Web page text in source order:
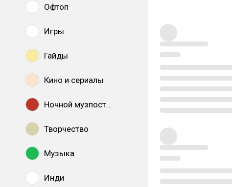
Офтоп
Игры
Гайды
Кино и сериалы
Ночной музпостинг
Творчество
Музыка
Инди